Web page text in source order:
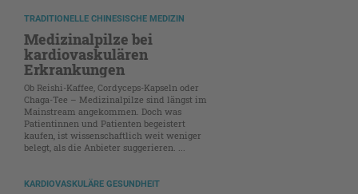
TRADITIONELLE CHINESISCHE MEDIZIN
Medizinalpilze bei
kardiovaskulären
Erkrankungen
Ob Reishi-Kaffee, Cordyceps-Kapseln oder
Chaga-Tee – Medizinalpilze sind längst im
Mainstream angekommen. Doch was
Patientinnen und Patienten begeistert
kaufen, ist wissenschaftlich weit weniger
belegt, als die Anbieter suggerieren. ...
KARDIOVASKULÄRE GESUNDHEIT